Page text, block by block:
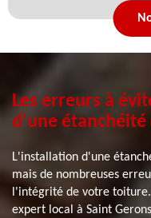
Les erreurs à
d'une étanchéité
L'installation d'une
mais de nombreuses
l'intégrité de votre
expert local à Saint